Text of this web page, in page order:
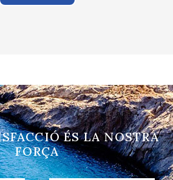
ÉS LA NOSTRA
FORÇA